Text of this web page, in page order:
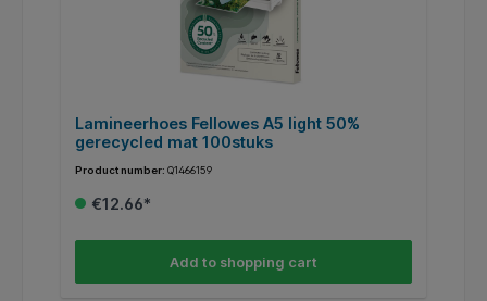
Lamineerhoes Fellowes A5 light 50%
gerecycled mat 100stuks
Product number: Q1466159
€12.66*
Add to shopping cart